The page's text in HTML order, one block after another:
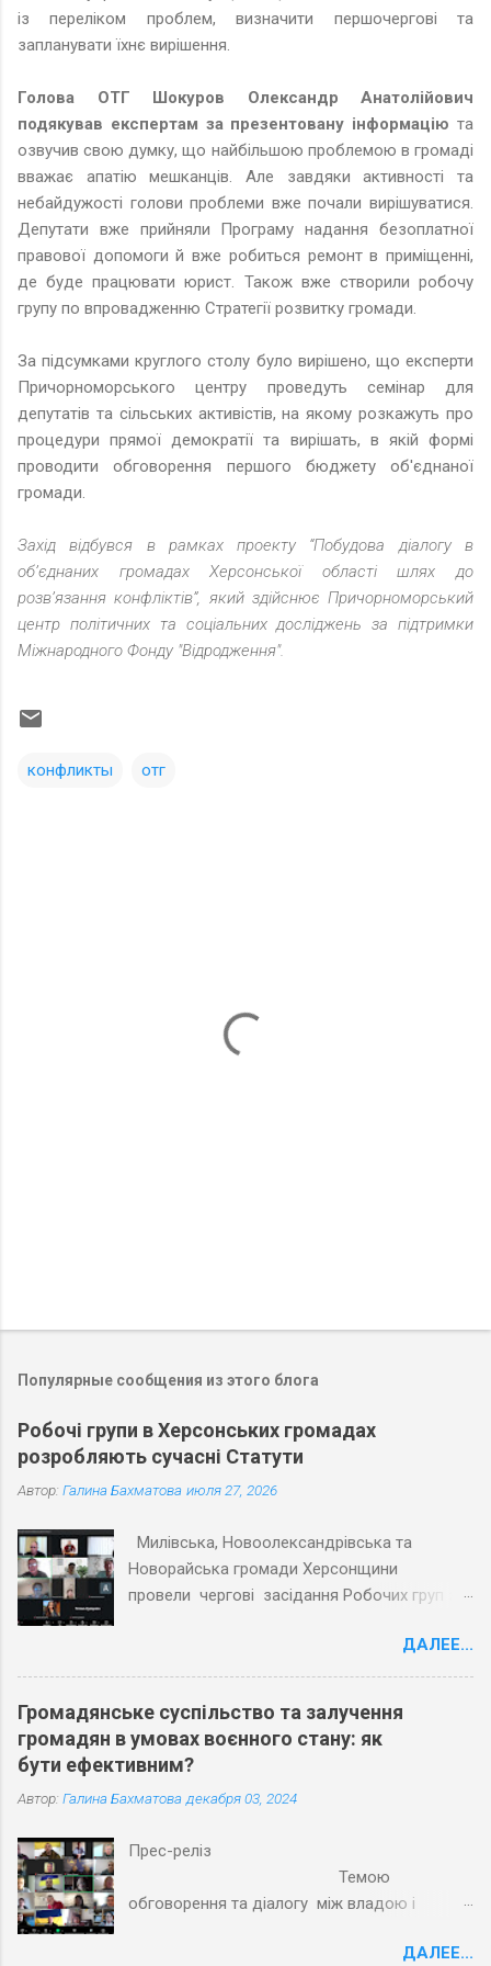
із переліком проблем, визначити першочергові та
запланувати їхнє вирішення.
Голова ОТГ Шокуров Олександр Анатолійович
подякував експертам за презентовану інформацію та
озвучив свою думку, що найбільшою проблемою в громаді
вважає апатію мешканців. Але завдяки активності та
небайдужості голови проблеми вже почали вирішуватися.
Депутати вже прийняли Програму надання безоплатної
правової допомоги й вже робиться ремонт в приміщенні,
де буде працювати юрист. Також вже створили робочу
групу по впровадженню Стратегії розвитку громади.
За підсумками круглого столу було вирішено, що експерти
Причорноморського центру проведуть семінар для
депутатів та сільських активістів, на якому розкажуть про
процедури прямої демократії та вирішать, в якій формі
проводити обговорення першого бюджету об'єднаної
громади.
Захід відбувся в рамках проекту “Побудова діалогу в
об’єднаних громадах Херсонської області шлях до
розв’язання конфліктів”, який здійснює Причорноморський
центр політичних та соціальних досліджень за підтримки
Міжнародного Фонду "Відродження".
конфликты отг
Популярные сообщения из этого блога
Робочі групи в Херсонських громадах
розробляють сучасні Статути
Автор: Галина Бахматова июля 27, 2026
Милівська, Новоолександрівська та
Новорайська громади Херсонщини
провели чергові засідання Робочих груп з
політичних і соціальних досліджень
(ПЦПСД) та з активістами громад, які
Статутів. Під час планових засідань
Робочих груп відповідно до графіку
громадам Херсонської області в розробці
напрацьовані тексти першої половини
змістовної частини Статутів трьох громад.
Активісти обраних громад разом з
ДАЛЕЕ...
Громадянське суспільство та залучення
громадян в умовах воєнного стану: як
бути ефективним?
Автор: Галина Бахматова декабря 03, 2024
Прес-реліз
Темою
обговорення та діалогу між владою і
Круглому столі наприкінці листопада 2024
ДАЛЕЕ...